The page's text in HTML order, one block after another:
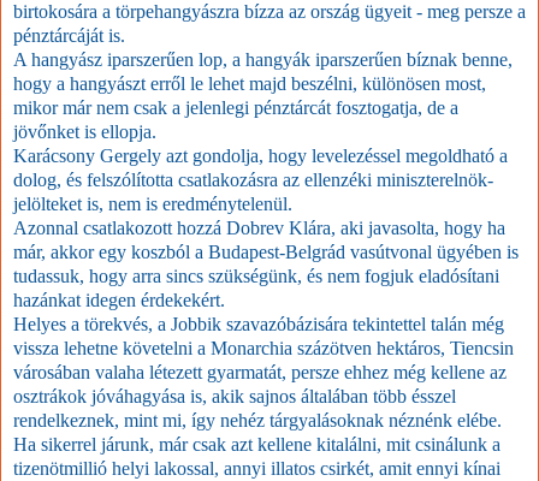
birtokosára a törpehangyászra bízza az ország ügyeit - meg persze a
pénztárcáját is.
A hangyász iparszerűen lop, a hangyák iparszerűen bíznak benne,
hogy a hangyászt erről le lehet majd beszélni, különösen most,
mikor már nem csak a jelenlegi pénztárcát fosztogatja, de a
jövőnket is ellopja.
Karácsony Gergely azt gondolja, hogy levelezéssel megoldható a
dolog, és felszólította csatlakozásra az ellenzéki miniszterelnök-
jelölteket is, nem is eredménytelenül.
Azonnal csatlakozott hozzá Dobrev Klára, aki javasolta, hogy ha
már, akkor egy koszból a Budapest-Belgrád vasútvonal ügyében is
tudassuk, hogy arra sincs szükségünk, és nem fogjuk eladósítani
hazánkat idegen érdekekért.
Helyes a törekvés, a Jobbik szavazóbázisára tekintettel talán még
vissza lehetne követelni a Monarchia százötven hektáros, Tiencsin
városában valaha létezett gyarmatát, persze ehhez még kellene az
osztrákok jóváhagyása is, akik sajnos általában több ésszel
rendelkeznek, mint mi, így nehéz tárgyalásoknak néznénk elébe.
Ha sikerrel járunk, már csak azt kellene kitalálni, mit csinálunk a
tizenötmillió helyi lakossal, annyi illatos csirkét, amit ennyi kínai